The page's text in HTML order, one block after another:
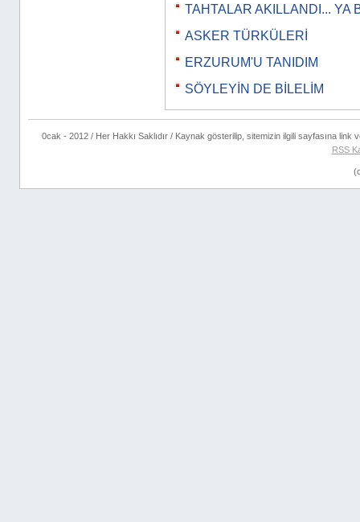
TAHTALAR AKILLANDI... YA
ASKER TÜRKÜLERİ
ERZURUM'U TANIDIM
SÖYLEYİN DE BİLELİM
0cak - 2012 / Her Hakkı Saklıdır / Kaynak gösterilip, sitemizin ilgili sayfasına link
RSS